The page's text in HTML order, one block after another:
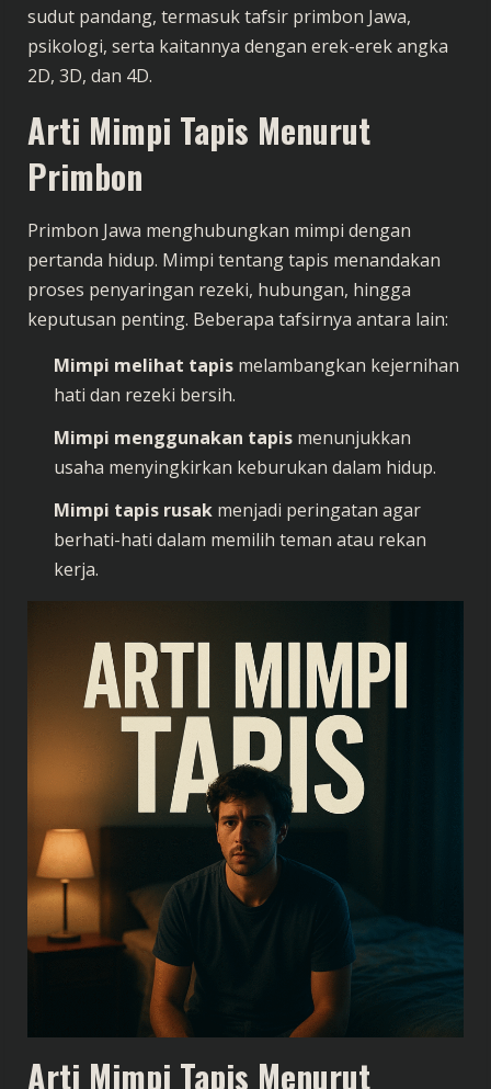
sudut pandang, termasuk tafsir primbon Jawa,
psikologi, serta kaitannya dengan erek-erek angka
2D, 3D, dan 4D.
Arti Mimpi Tapis Menurut
Primbon
Primbon Jawa menghubungkan mimpi dengan
pertanda hidup. Mimpi tentang tapis menandakan
proses penyaringan rezeki, hubungan, hingga
keputusan penting. Beberapa tafsirnya antara lain:
Mimpi melihat tapis melambangkan kejernihan
hati dan rezeki bersih.
Mimpi menggunakan tapis menunjukkan
usaha menyingkirkan keburukan dalam hidup.
Mimpi tapis rusak menjadi peringatan agar
berhati-hati dalam memilih teman atau rekan
kerja.
Arti Mimpi Tapis Menurut